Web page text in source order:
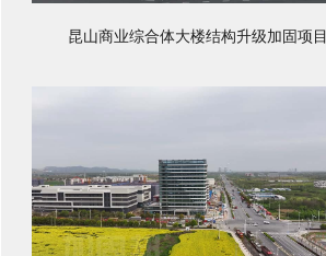
昆山商业综合体大楼结构升级加固项目